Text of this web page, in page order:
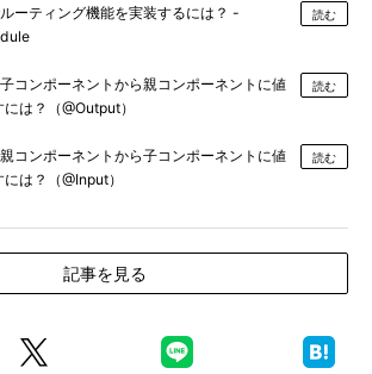
ーティング機能を実装するには？ -
読む
コンポーネントから親コンポーネントに値
は？（@Output）
読む
コンポーネントから子コンポーネントに値
は？（@Input）
読む
記事を見る